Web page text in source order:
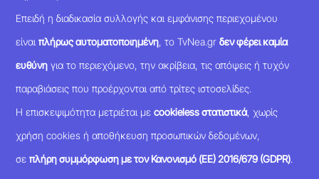
Επειδή η διαδικασία συλλογής και εμφάνισης περιεχομένου
είναιπλήρως αυτοματοποιημένη , το TvNea.grδεν φέρει καμία
ευθύνη για το περιεχόμενο, την ακρίβεια, τις απόψεις ή τυχόν
παραβιάσεις που προέρχονται από τρίτες ιστοσελίδες.
Η επισκεψιμότητα μετριέται μεcookieless στατιστικά, χωρίς
χρήση cookies ή αποθήκευση προσωπικών δεδομένων,
σεπλήρη συμμόρφωση με τον Κανονισμό (ΕΕ) 2016/679 (GDPR).